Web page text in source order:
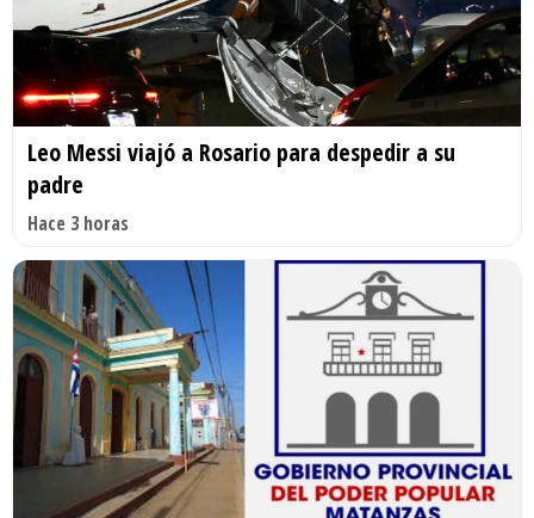
Leo Messi viajó a Rosario para despedir a su
padre
Hace 3 horas